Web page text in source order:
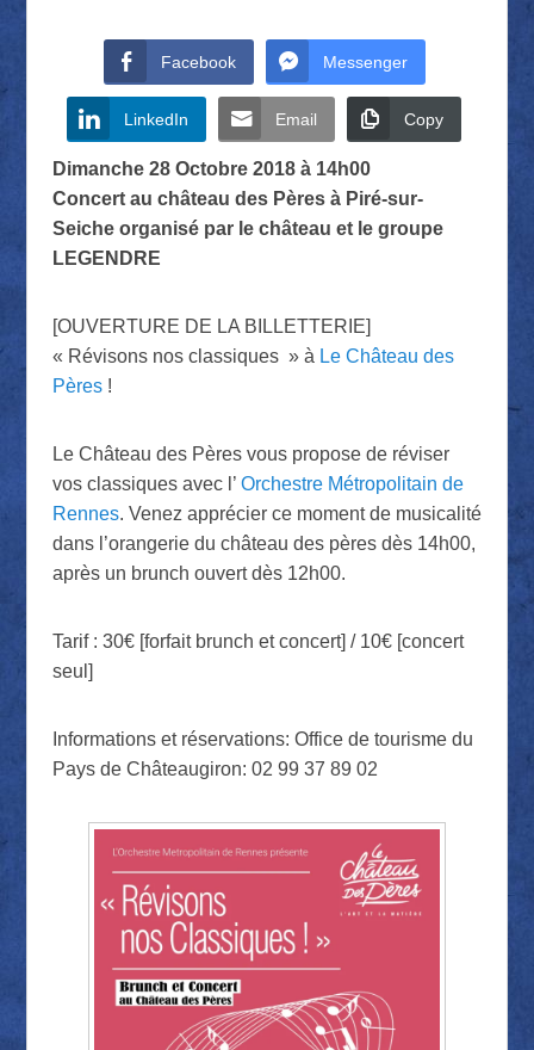
Facebook Messenger
LinkedIn Email Copy
Dimanche 28 Octobre 2018 à 14h00
Concert au château des Pères à Piré-sur-
Seiche organisé par le château et le groupe
LEGENDRE
[OUVERTURE DE LA BILLETTERIE]
« Révisons nos classiques » à Le Château des
Pères !
Le Château des Pères vous propose de réviser
vos classiques avec l’ OrchestreMétropolitain de
Rennes. Venez apprécier ce moment de musicalité
dans l’orangerie du château des pères dès 14h00,
après un brunch ouvert dès 12h00.
Tarif : 30€ [forfait brunch et concert] / 10€ [concert
seul]
Informations et réservations: Office de tourisme du
Pays de Châteaugiron: 02 99 37 89 02